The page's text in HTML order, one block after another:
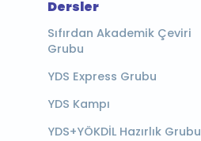
Dersler
Sıfırdan Akademik Çeviri
Grubu
YDS Express Grubu
YDS Kampı
YDS+YÖKDİL Hazırlık Grubu